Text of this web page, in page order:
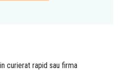
curierat rapid sau firma